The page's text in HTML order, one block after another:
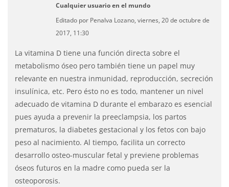
Cualquier usuario en el mundo
Editado por Penalva Lozano, viernes, 20 de octubre de
2017, 11:30
La vitamina D tiene una función directa sobre el
metabolismo óseo pero también tiene un papel muy
relevante en nuestra inmunidad, reproducción, secreción
insulínica, etc. Pero ésto no es todo, mantener un nivel
adecuado de vitamina D durante el embarazo es esencial
pues ayuda a prevenir la preeclampsia, los partos
prematuros, la diabetes gestacional y los fetos con bajo
peso al nacimiento. Al tiempo, facilita un correcto
desarrollo osteo-muscular fetal y previene problemas
óseos futuros en la madre como pueda ser la
osteoporosis.